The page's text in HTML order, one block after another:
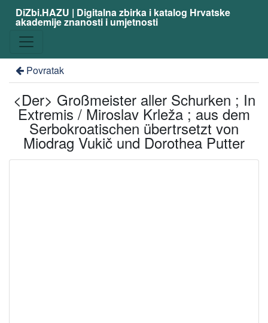
DiZbi.HAZU | Digitalna zbirka i katalog Hrvatske
akademije znanosti i umjetnosti
Povratak
<Der> Großmeister aller Schurken ; In
Extremis / Miroslav Krleža ; aus dem
Serbokroatischen übertrsetzt von
Miodrag Vukič und Dorothea Putter